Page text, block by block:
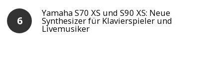
Yamaha S70 XS und S90 XS: Neue
Synthesizer für Klavierspieler und
Livemusiker